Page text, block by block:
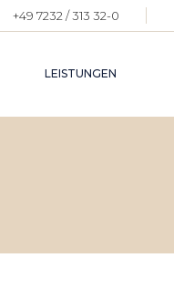
+49 7232 / 313 32-0
LEISTUNGEN